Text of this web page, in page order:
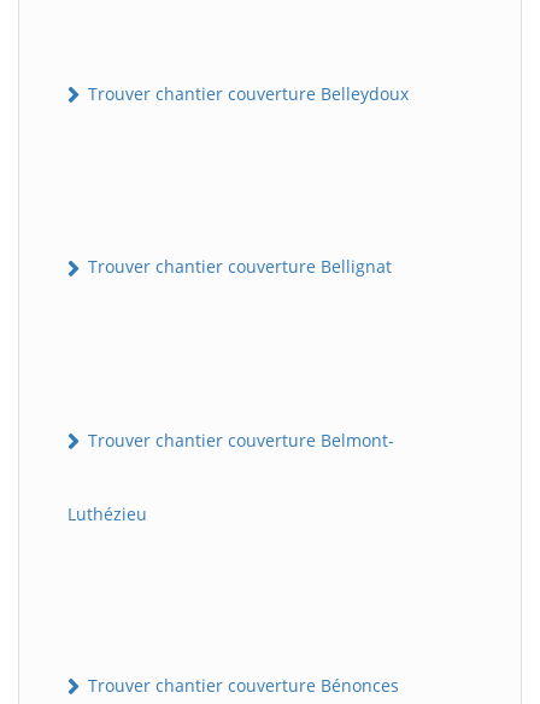
Trouver chantier couverture Belleydoux
Trouver chantier couverture Bellignat
Trouver chantier couverture Belmont-
Luthézieu
Trouver chantier couverture Bénonces